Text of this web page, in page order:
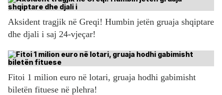
Aksident tragjik në Greqi! Humbin jetën gruaja shqiptare
dhe djali i saj 24-vjeçar!
Fitoi 1 milion euro në lotari, gruaja hodhi gabimisht
biletën fituese në plehra!